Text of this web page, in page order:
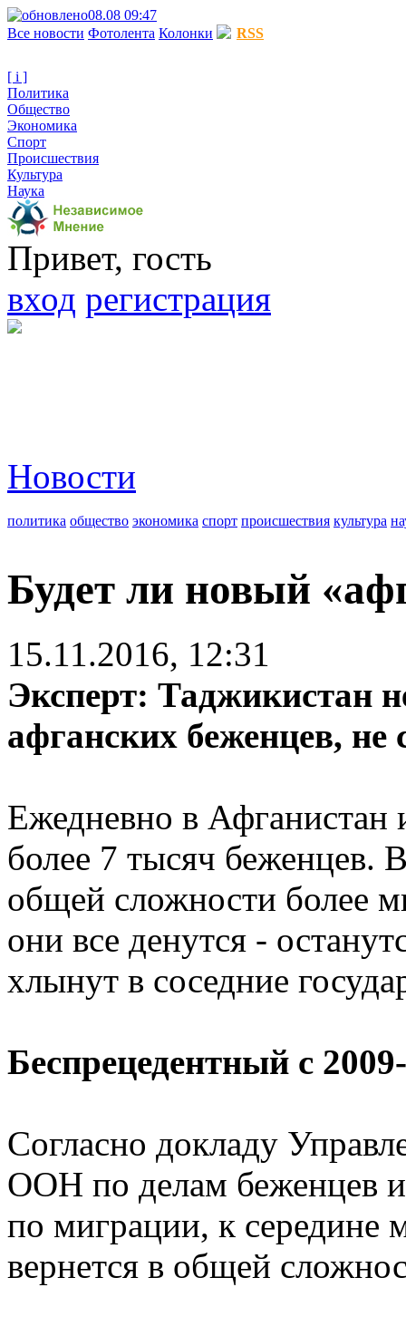
08.08 09:47
Все новости Фотолента Колонки RSS
[ i ]
Политика
Общество
Экономика
Спорт
Происшествия
Культура
Наука
Привет, гость
вход регистрация
Новости
политика общество экономика спорт происшествия культура
Будет ли новый
15.11.2016, 12:31
Эксперт: Таджикистан
афганских беженцев, не
Ежедневно в Афганистан
более 7 тысяч беженцев.
общей сложности более
они все денутся -
хлынут в соседние
Беспрецедентный с
Согласно докладу
ООН по делам беженцев
по миграции, к середине
вернется в общей